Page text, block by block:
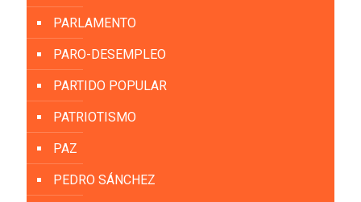
PARLAMENTO
PARO-DESEMPLEO
PARTIDO POPULAR
PATRIOTISMO
PAZ
PEDRO SÁNCHEZ